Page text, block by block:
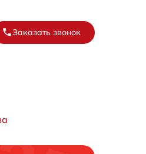
Заказать звонок